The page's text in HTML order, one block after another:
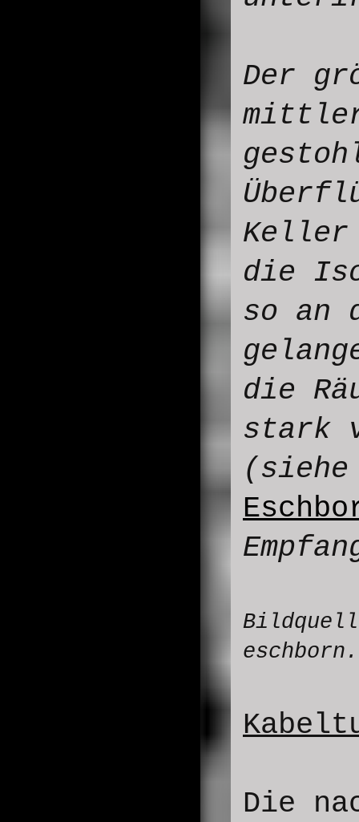
Der
Keller
die
so an
die
stark
Die